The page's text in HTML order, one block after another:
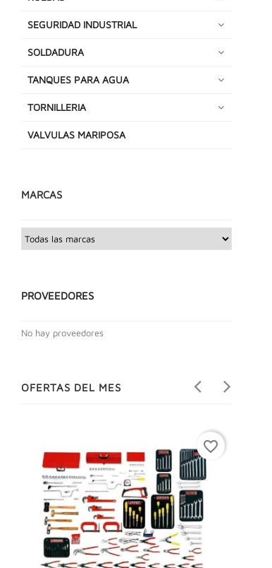
SEGURIDAD INDUSTRIAL
SOLDADURA
TANQUES PARA AGUA
TORNILLERIA
VALVULAS MARIPOSA
MARCAS
PROVEEDORES
No hay proveedores
OFERTAS DEL MES
favorite_border